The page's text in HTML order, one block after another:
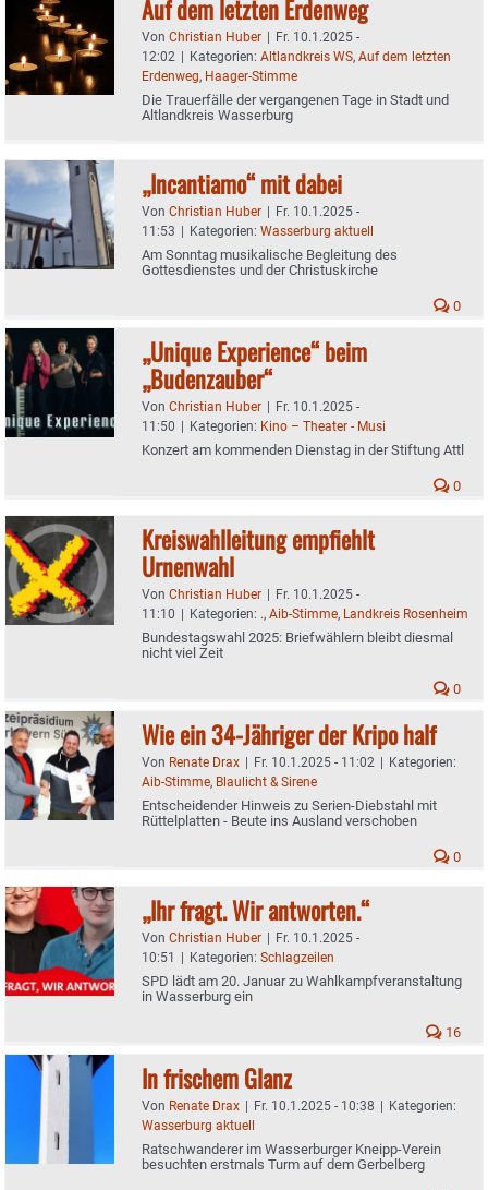
Auf dem letzten Erdenweg
Von Christian Huber | Fr. 10.1.2025 -
12:02 | Kategorien: Altlandkreis WS, Auf dem letzten
Erdenweg, Haager-Stimme
Die Trauerfälle der vergangenen Tage in Stadt und
Altlandkreis Wasserburg
„Incantiamo“ mit dabei
Von Christian Huber | Fr. 10.1.2025 -
11:53 | Kategorien: Wasserburg aktuell
Am Sonntag musikalische Begleitung des
Gottesdienstes und der Christuskirche
0
„Unique Experience“ beim
„Budenzauber“
Von Christian Huber | Fr. 10.1.2025 -
11:50 | Kategorien: Kino – Theater - Musi
Konzert am kommenden Dienstag in der Stiftung Attl
0
Kreiswahlleitung empfiehlt
Urnenwahl
Von Christian Huber | Fr. 10.1.2025 -
11:10 | Kategorien: ., Aib-Stimme, Landkreis Rosenheim
Bundestagswahl 2025: Briefwählern bleibt diesmal
nicht viel Zeit
0
Wie ein 34-Jähriger der Kripo half
Von Renate Drax | Fr. 10.1.2025 - 11:02 | Kategorien:
Aib-Stimme, Blaulicht & Sirene
Entscheidender Hinweis zu Serien-Diebstahl mit
Rüttelplatten - Beute ins Ausland verschoben
0
„Ihr fragt. Wir antworten.“
Von Christian Huber | Fr. 10.1.2025 -
10:51 | Kategorien: Schlagzeilen
SPD lädt am 20. Januar zu Wahlkampfveranstaltung
in Wasserburg ein
16
In frischem Glanz
Von Renate Drax | Fr. 10.1.2025 - 10:38 | Kategorien:
Wasserburg aktuell
Ratschwanderer im Wasserburger Kneipp-Verein
besuchten erstmals Turm auf dem Gerbelberg